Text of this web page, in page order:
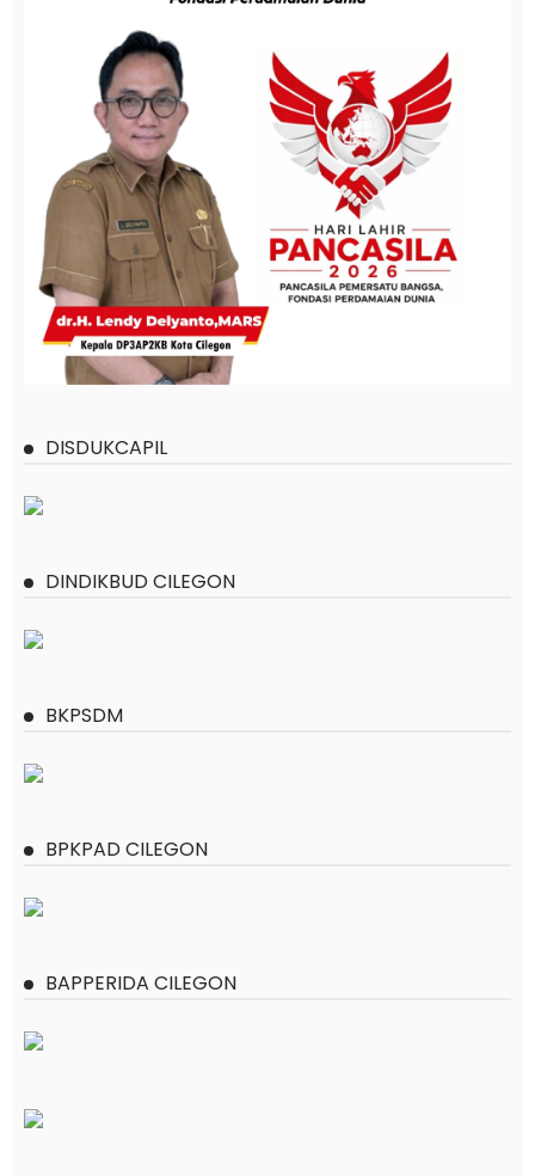
DISDUKCAPIL
DINDIKBUD CILEGON
BKPSDM
BPKPAD CILEGON
BAPPERIDA CILEGON